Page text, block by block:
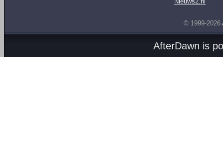
© 1999-2026
AfterDawn is